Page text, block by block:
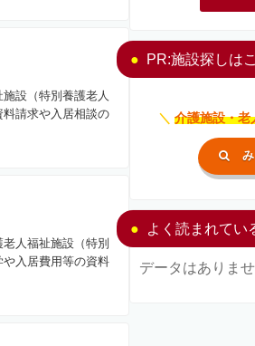
設（特別養護老人
請求や入居相談の
人福祉施設（特別
入居費用等の資料
PR:施設探しは
＼ 介護施設・老
よく読まれてい
データはありませ